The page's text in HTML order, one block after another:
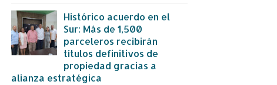
Histórico acuerdo en el
Sur: Más de 1,500
parceleros recibirán
títulos definitivos de
propiedad gracias a
alianza estratégica